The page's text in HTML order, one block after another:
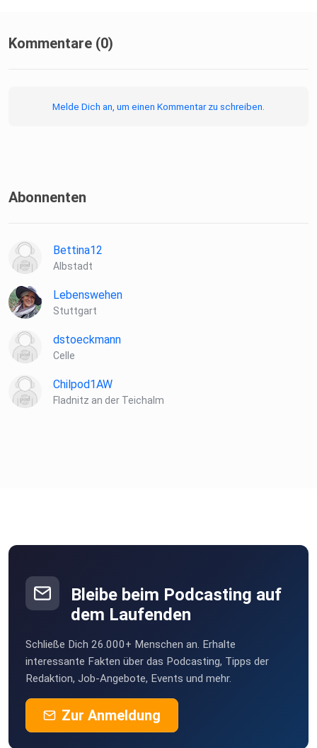
Kommentare (0)
Melde Dich an, um einen Kommentar zu schreiben.
Abonnenten
Bettina12
Albstadt
Lebenswehen
Stuttgart
dstoeckmann
Celle
Chilpod1AW
Fladnitz an der Teichalm
Bleibe beim Podcasting auf
dem Laufenden
Schließe Dich 26.000+ Menschen an. Erhalte
interessante Fakten über das Podcasting, Tipps der
Redaktion, Job-Angebote, Events und mehr.
Zur Anmeldung